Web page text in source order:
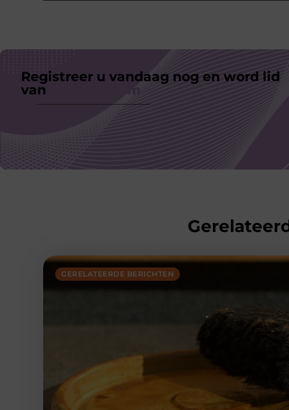
Registreer u vandaag nog en word lid
van
GERELATEERDE BERICHTEN